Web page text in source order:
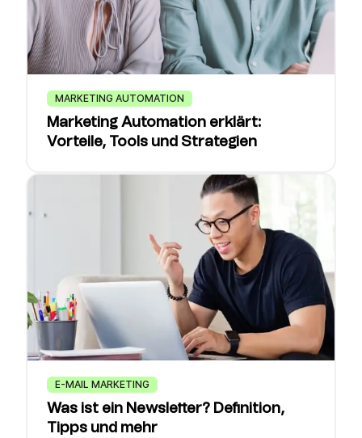
MARKETING AUTOMATION
Marketing Automation erklärt:
Vorteile, Tools und Strategien
E-MAIL MARKETING
Was ist ein Newsletter? Definition,
Tipps und mehr